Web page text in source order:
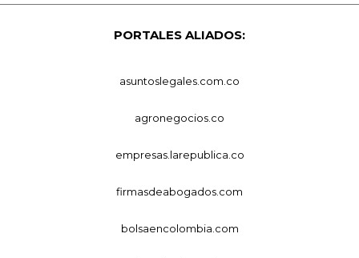
PORTALES ALIADOS:
asuntoslegales.com.co
agronegocios.co
empresas.larepublica.co
firmasdeabogados.com
bolsaencolombia.com